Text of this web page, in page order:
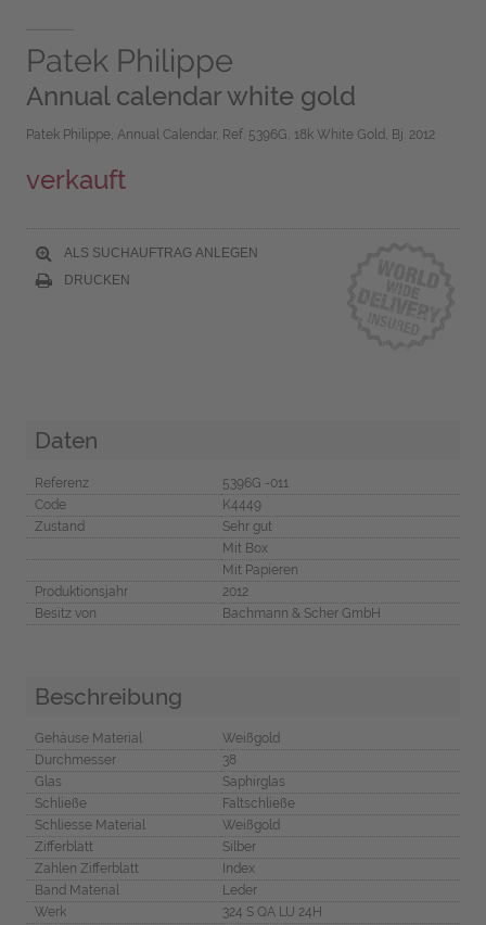
Patek Philippe
Annual calendar white gold
Patek Philippe, Annual Calendar, Ref. 5396G, 18k White Gold, Bj. 2012
verkauft
ALS SUCHAUFTRAG ANLEGEN
DRUCKEN
Daten
Referenz
5396G -011
Code
K4449
Zustand
Sehr gut
Mit Box
Mit Papieren
Produktionsjahr
2012
Besitz von
Bachmann & Scher GmbH
Beschreibung
Gehäuse Material
Weißgold
Durchmesser
38
Glas
Saphirglas
Schließe
Faltschließe
Schliesse Material
Weißgold
Zifferblatt
Silber
Zahlen Zifferblatt
Index
Band Material
Leder
Werk
324 S QA LU 24H